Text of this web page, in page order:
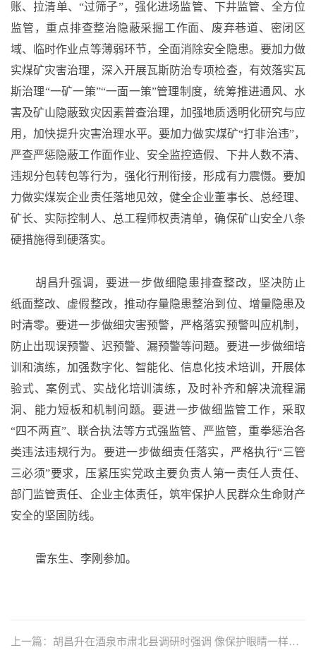
账、拉清单、 “过筛子”，强化进场监管、下井监管、全方位
监管，重点排查整治隐蔽采掘工作面、废弃巷道、密闭区
域、临时作业点等薄弱环节，全面消除安全隐患。要加力做
实煤矿灾害治理，深入开展瓦斯防治专项检查，有效落实瓦
斯治理“一矿一策”“一面一策”管理制度，统筹推进通风、水
害及矿山隐蔽致灾因素普查治理，加强地质透明化研究与应
用，加快提升灾害治理水平。要加力做实煤矿“打非治违”，
严查严惩隐蔽工作面作业、安全监控造假、下井人数不清、
违规分包转包等行为，强化行刑衔接，形成有力震慑。要加
力做实煤炭企业责任落地见效，健全企业董事长、总经理、
矿长、实际控制人、总工程师权责清单，确保矿山安全八条
硬措施得到硬落实。
胡昌升强调，要进一步做细隐患排查整改，坚决防止
纸面整改、虚假整改，推动存量隐患整治到位、增量隐患及
时清零。要进一步做细灾害预警，严格落实预警叫应机制，
防止出现误预警、迟预警、漏预警等问题。要进一步做细培
训和演练，加强数字化、智能化、信息化技术培训，开展体
验式、案例式、实战化培训演练，及时补齐和解决流程漏
洞、能力短板和机制问题。要进一步做细监管工作，采取
“四不两直”、联合执法等方式强监管、严监管，重拳惩治各
类违法违规行为。要进一步做细责任落实，严格执行“三管
三必须”要求，压紧压实党政主要负责人第一责任人责任、
部门监管责任、企业主体责任，筑牢保护人民群众生命财产
安全的坚固防线。
雷东生、李刚参加。
上一篇：胡昌升在酒泉市肃北县调研时强调 像保护眼睛一样保